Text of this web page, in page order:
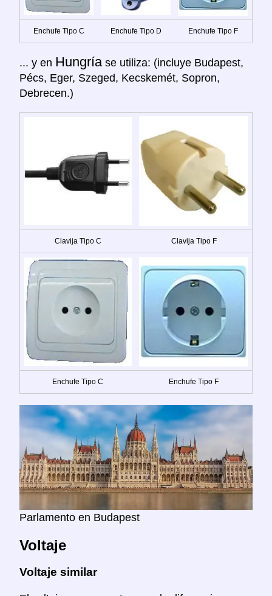
Enchufe Tipo C Enchufe Tipo D Enchufe Tipo F
... y en Hungría se utiliza: (incluye Budapest,
Pécs, Eger, Szeged, Kecskemét, Sopron,
Debrecen.)
Clavija Tipo C Clavija Tipo F
Enchufe Tipo C Enchufe Tipo F
Parlamento en Budapest
Voltaje
Voltaje similar